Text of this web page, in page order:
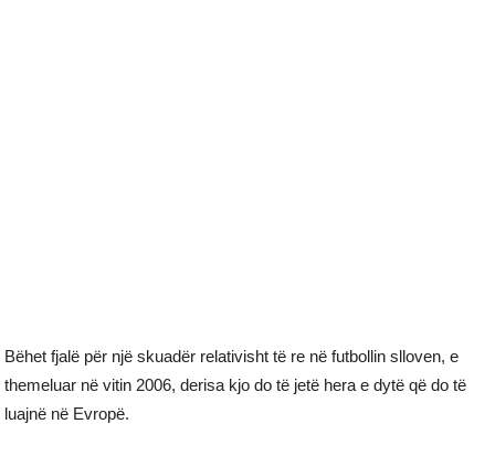
Bëhet fjalë për një skuadër relativisht të re në futbollin slloven, e
themeluar në vitin 2006, derisa kjo do të jetë hera e dytë që do të
luajnë në Evropë.